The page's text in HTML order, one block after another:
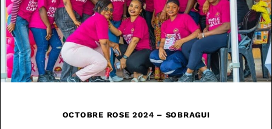
OCTOBRE ROSE 2024 – SOBRAGUI